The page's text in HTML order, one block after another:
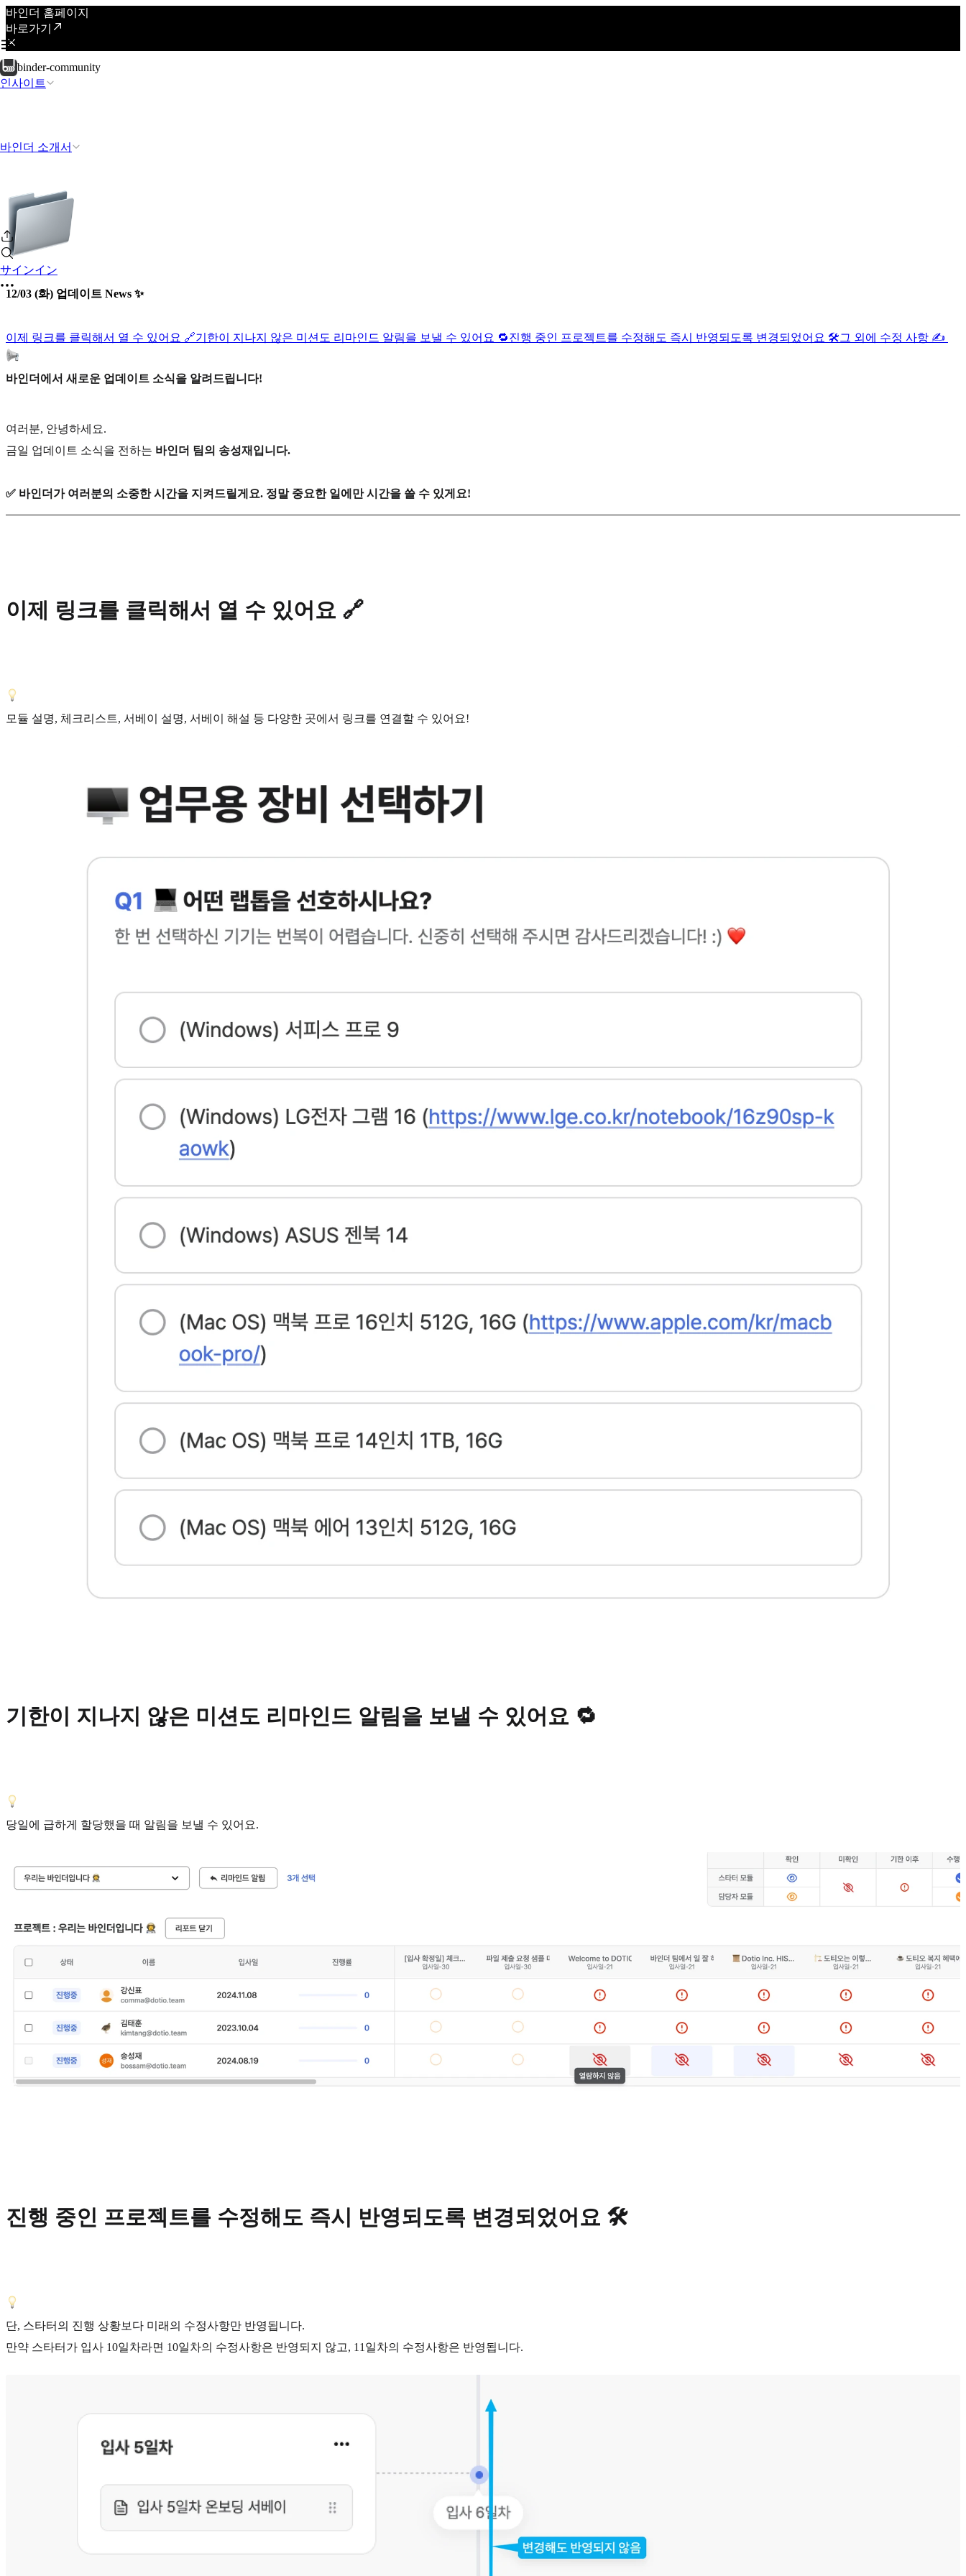
바인더 홈페이지
바로가기
binder-community
인사이트
바인더 소개서
サインイン
12/03 (화) 업데이트 News ✨
이제 링크를 클릭해서 열 수 있어요 🔗기한이 지나지 않은 미션도 리마인드 알림을 보낼 수 있어요 🔁진행 중인 프로젝트를 수정해도 즉시 반영되도록 변경되었어요 🛠️그 외에 수정 사항 ✍️
바인더에서 새로운 업데이트 소식을 알려드립니다!
여러분, 안녕하세요.
금일 업데이트 소식을 전하는 바인더 팀의 송성재입니다.
✅ 바인더가 여러분의 소중한 시간을 지켜드릴게요. 정말 중요한 일에만 시간을 쓸 수 있게요!
이제 링크를 클릭해서 열 수 있어요 🔗
모듈 설명, 체크리스트, 서베이 설명, 서베이 해설 등 다양한 곳에서 링크를 연결할 수 있어요!
기한이 지나지 않은 미션도 리마인드 알림을 보낼 수 있어요 🔁
당일에 급하게 할당했을 때 알림을 보낼 수 있어요.
진행 중인 프로젝트를 수정해도 즉시 반영되도록 변경되었어요 🛠️
단, 스타터의 진행 상황보다 미래의 수정사항만 반영됩니다.
만약 스타터가 입사 10일차라면 10일차의 수정사항은 반영되지 않고, 11일차의 수정사항은 반영됩니다.